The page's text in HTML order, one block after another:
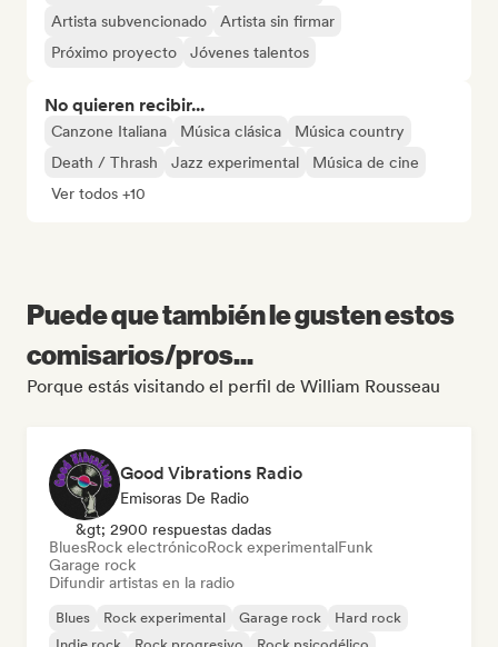
Artista subvencionado
Artista sin firmar
Próximo proyecto
Jóvenes talentos
No quieren recibir...
Canzone Italiana Música clásica
Música country
Death / Thrash
Jazz experimental
Música de cine
Ver todos +10
Puede que también le gusten estos
comisarios/pros...
Porque estás visitando el perfil de William Rousseau
Good Vibrations Radio
Emisoras De Radio
&gt; 2900 respuestas dadas
BluesRock electrónicoRock experimentalFunk
Garage rock
Difundir artistas en la radio
Blues Rock experimental Garage rock
Hard rock